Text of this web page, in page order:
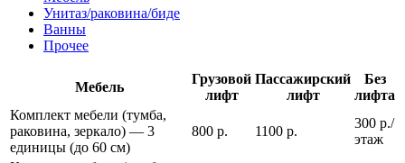
Унитаз/раковина/биде
Ванны
Прочее
Мебель
Грузовой
лифт
Пассажирский
лифт
Без
лифта
Комплект мебели (тумба,
раковина, зеркало) — 3
единицы (до 60 см)
800 р. 1100 р.
300 р./
этаж